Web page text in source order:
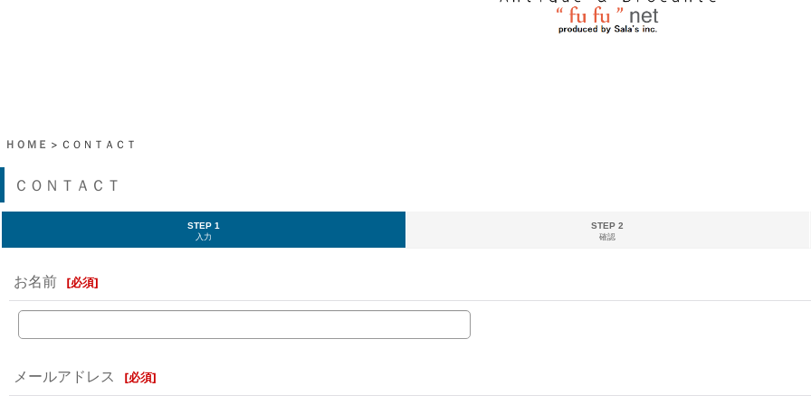
ＨＯＭＥ > ＣＯＮＴＡＣＴ
ＣＯＮＴＡＣＴ
STEP 1
入力
STEP 2
確認
お名前 [必須]
メールアドレス [必須]